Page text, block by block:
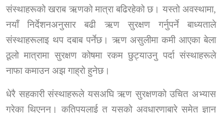
संस्थाहरूको खराब ऋणको मात्रा बढिरहेको छ। यस्तो अवस्थामा,
नयाँ निर्देशनअनुसार बढी ऋण सुरक्षण गर्नुपर्ने बाध्यताले
संस्थाहरूलाइ थप दबाब पर्नेछ। ऋण असुलीमा कमी आएका बेला
ठूलो मात्रामा सुरक्षण कोषमा रकम छुट्याउनु पर्दा संस्थाहरूले
नाफा कमाउन अझ गाह्रो हुनेछ।
धेरै सहकारी संस्थाहरूले यसअघि ऋण सुरक्षणको उचित अभ्यास
गरेका थिएनन्। कतिपयलाई त यसको अवधारणाबारे समेत ज्ञान